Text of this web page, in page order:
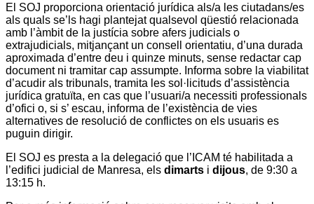
El SOJ proporciona orientació jurídica als/a les ciutadans/es
als quals se’ls hagi plantejat qualsevol qüestió relacionada
amb l’àmbit de la justícia sobre afers judicials o
extrajudicials, mitjançant un consell orientatiu, d’una durada
aproximada d’entre deu i quinze minuts, sense redactar cap
document ni tramitar cap assumpte. Informa sobre la viabilitat
d’acudir als tribunals, tramita les sol·licituds d’assistència
jurídica gratuïta, en cas que l’usuari/a necessiti professionals
d’ofici o, si s’ escau, informa de l’existència de vies
alternatives de resolució de conflictes on els usuaris es
puguin dirigir.
El SOJ es presta a la delegació que l’ICAM té habilitada a
l’edifici judicial de Manresa, els dimarts i dijous, de 9:30 a
13:15 h.